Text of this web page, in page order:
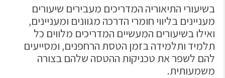
בשיעורי התיאוריה המדריכים מעבירים שיעורים
מעניינים בליווי חומרי הדרכה מגוונים ומעניינים,
ואילו בשיעורים המעשיים המדריכים מלווים כל
תלמיד ותלמידה בזמן הטסת הרחפנים, ומסייעים
להם לשפר את טכניקות ההטסה שלהם בצורה
משמעותית.